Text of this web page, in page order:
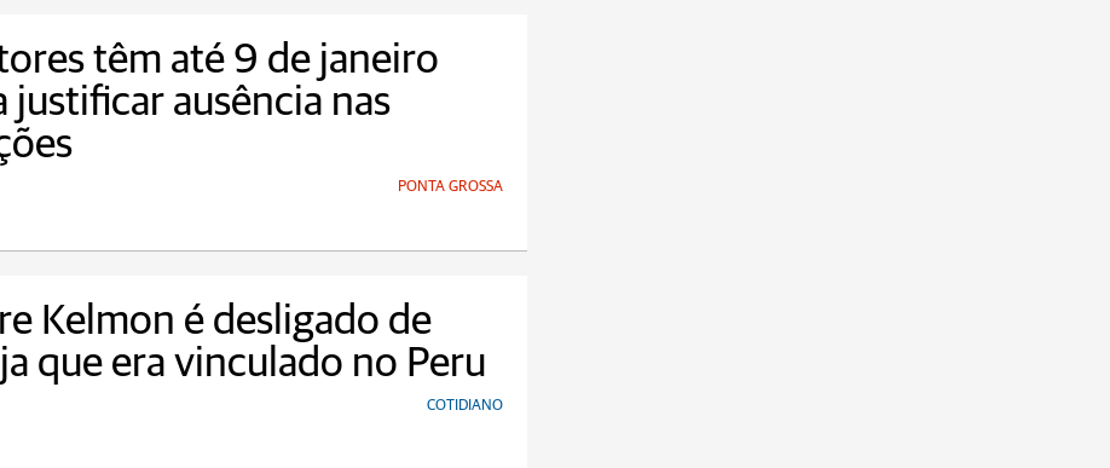
têm até 9 de janeiro
justificar ausência nas
PONTA GROSSA
Kelmon é desligado de
que era vinculado no Peru
COTIDIANO